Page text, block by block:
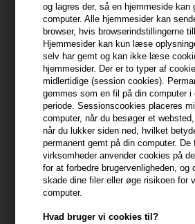
og lagres der, så en hjemmeside kan
computer. Alle hjemmesider kan
browser, hvis browserindstillingerne
Hjemmesider kan kun læse
selv har gemt og kan ikke læse
hjemmesider. Der er to typer af
midlertidige (session cookies).
gemmes som en fil på din computer
periode. Sessionscookies placeres
computer, når du besøger et
når du lukker siden ned, hvilket
permanent gemt på din computer. De
virksomheder anvender cookies på
for at forbedre brugervenligheden, og
skade dine filer eller øge risikoen for
computer.
Hvad bruger vi cookies til?
Ikke på lager- Leveringstid Ukendt
Du får 10 DKK til dit næste køb når du
min konto
399,10 DKK FRA GRATIS FRAGT
Beskrivelse Anmeldelser
Glo Skin Beauty Precise Micro Browliner -
ultrapræcis brynliner, der definerer og
naturlige strøg for et perfekt og velplejet